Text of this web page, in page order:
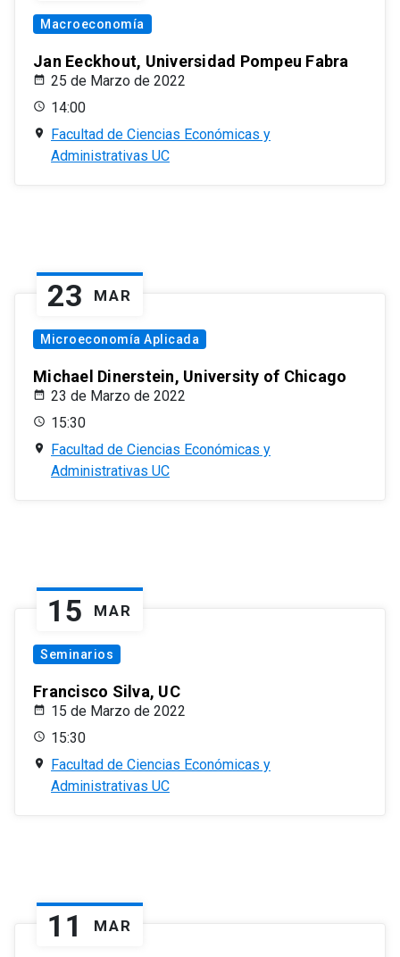
Macroeconomía
Jan Eeckhout, Universidad Pompeu Fabra
25 de Marzo de 2022
14:00
Facultad de Ciencias Económicas y
Administrativas UC
23 MAR
Microeconomía Aplicada
Michael Dinerstein, University of Chicago
23 de Marzo de 2022
15:30
Facultad de Ciencias Económicas y
Administrativas UC
15 MAR
Seminarios
Francisco Silva, UC
15 de Marzo de 2022
15:30
Facultad de Ciencias Económicas y
Administrativas UC
11 MAR